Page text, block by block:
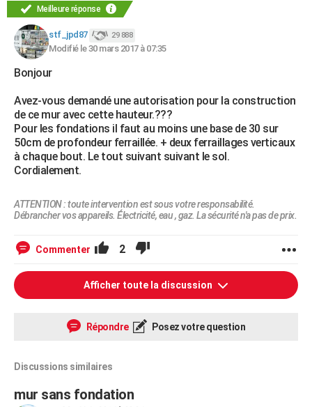
Meilleure réponse
stf_jpd87 29 888
Modifié le 30 mars 2017 à 07:35
Bonjour
Avez-vous demandé une autorisation pour la construction
de ce mur avec cette hauteur.???
Pour les fondations il faut au moins une base de 30 sur
50cm de profondeur ferraillée. + deux ferraillages verticaux
à chaque bout. Le tout suivant suivant le sol.
Cordialement.
ATTENTION : toute intervention est sous votre responsabilité.
Débrancher vos appareils. Électricité, eau , gaz. La sécurité n'a pas de prix.
Commenter 2
Afficher toute la discussion
Répondre Posez votre question
Discussions similaires
mur sans fondation